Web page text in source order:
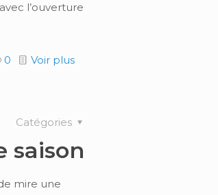
l’ouverture
0 Voir plus
Catégories
saison
mire une